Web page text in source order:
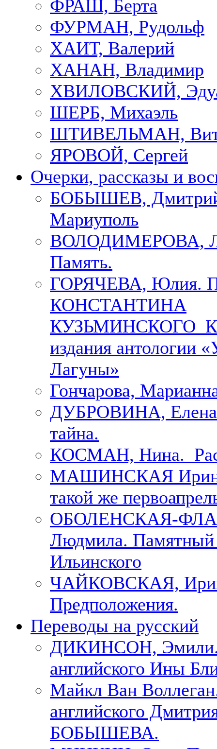
ФРАШ, Берта
ФУРМАН, Рудольф
ХАИТ, Валерий
ХАНАН, Владимир
ХВИЛОВСКИЙ,
ШЕРБ, Михаэль
ШТИВЕЛЬМАН,
ЯРОВОЙ, Сергей
Очерки, рассказы и
БОБЫШЕВ,
Мариуполь
ВОЛОДИМЕРОВА,
Память.
ГОРЯЧЕВА, Юлия.
КОНСТАНТИНА
КУЗЬМИНСКОГО К
издания антологии
Лагуны»
Гончарова,
ДУБРОВИНА,
тайна.
КОСМАН, Нина.
МАШИНСКАЯ
такой же
ОБОЛЕНСКАЯ-
Людмила. Памятный
Ильинского
ЧАЙКОВСКАЯ,
Предположения.
Переводы на русский
ДИКИНСОН, Эмили.
английского Ины
Майкл Ван
английского
БОБЫШЕВА.